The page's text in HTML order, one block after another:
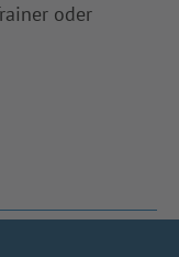
oder